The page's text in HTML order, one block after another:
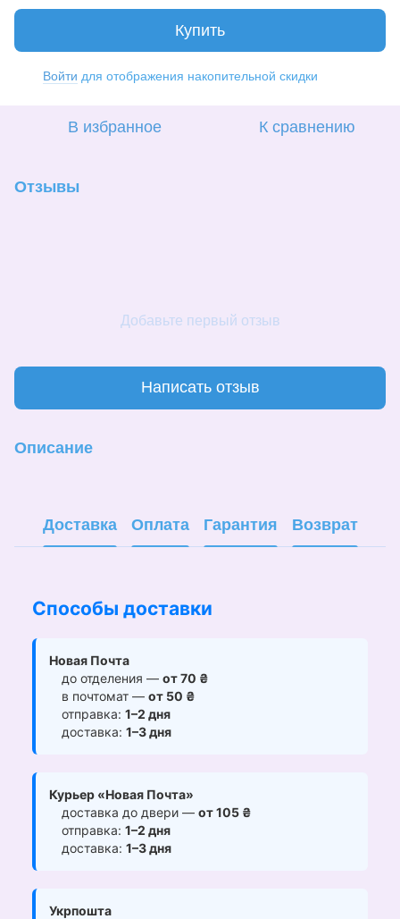
Купить
Войти для отображения накопительной скидки
В избранное К сравнению
Отзывы
Добавьте первый отзыв
Написать отзыв
Описание
Доставка Оплата Гарантия Возврат
Способы доставки
Новая Почта
до отделения — от 70 ₴
в почтомат — от 50 ₴
отправка: 1–2 дня
доставка: 1–3 дня
Курьер «Новая Почта»
доставка до двери — от 105 ₴
отправка: 1–2 дня
доставка: 1–3 дня
Укрпошта